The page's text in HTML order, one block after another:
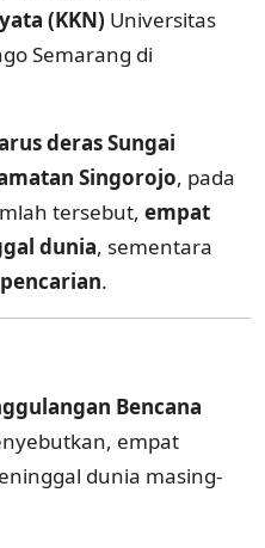
(KKN) Universitas
Semarang di
deras Sungai
Singorojo, pada
tersebut, empat
dunia, sementara
.
Bencana
empat
dunia masing-